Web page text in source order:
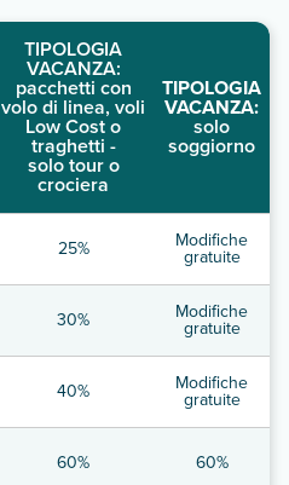
TIPOLOGIA
VACANZA:
pacchetti con
volo di linea, voli
Low Cost o
traghetti -
solo tour o
crociera
TIPOLOGIA
VACANZA:
solo
soggiorno
25% Modifiche
gratuite
30% Modifiche
gratuite
40% Modifiche
gratuite
60% 60%